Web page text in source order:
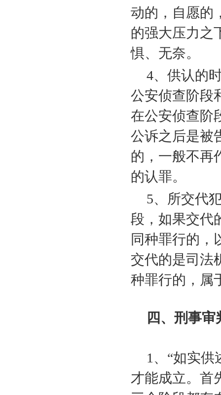
动的，自愿的
的强大压力之
惧、无奈。
4、供认的
公安侦查阶段
在公安侦查阶
公诉之后是被
的，一般不再
的认罪。
5、所交代
段，如果交代
同种罪行的，
交代的是司法
种罪行的，属
四、刑事
1 、“如实供
才能成立。首